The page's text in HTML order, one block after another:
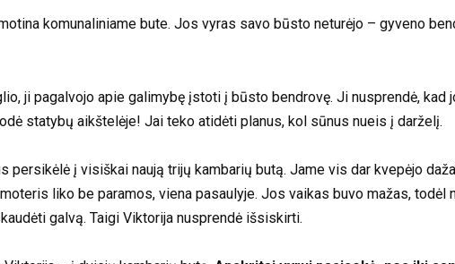
komunaliniame bute. Jos vyras savo būsto neturėjo – gyveno
ji pagalvojo apie galimybę įstoti į būsto bendrovę. Ji nusprendė,
statybų aikštelėje! Jai teko atidėti planus, kol sūnus nueis į darželį.
persikėlė į visiškai naują trijų kambarių butą. Jame vis dar kvepėjo
liko be paramos, viena pasaulyje. Jos vaikas buvo mažas, todėl
galvą. Taigi Viktorija nusprendė išsiskirti.